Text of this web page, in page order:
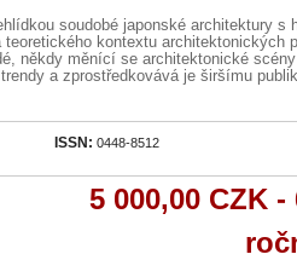
soudobé japonské architektury s
teoretického kontextu architektonických
někdy měnící se architektonické
a zprostředkovává je širšímu
ISSN: 0448-8512
5 000,00 CZK -